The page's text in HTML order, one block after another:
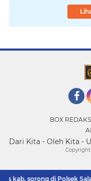
BOX
Dari Kita - Oleh Kita -
sorong di Polsek